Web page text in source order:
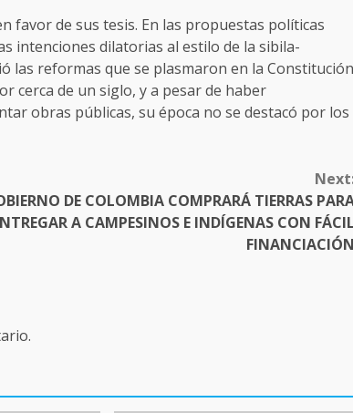
favor de sus tesis. En las propuestas políticas
intenciones dilatorias al estilo de la sibila-
las reformas que se plasmaron en la Constitución
cerca de un siglo, y a pesar de haber
obras públicas, su época no se destacó por los
DE COLOMBIA COMPRARÁ TIERRAS
A CAMPESINOS E INDÍGENAS CON